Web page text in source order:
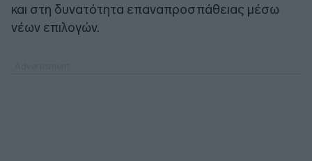
και στη δυνατότητα επαναπροσπάθειας μέσω
νέων επιλογών.